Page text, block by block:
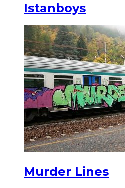
Istanboys
Murder Lines